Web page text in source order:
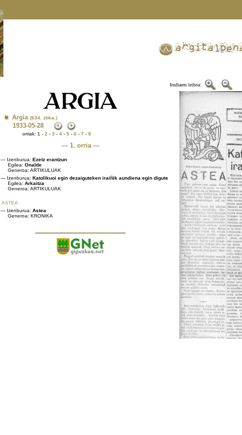
Irudiaren leihoa:
Argia (634. zbka.)
1933-05-28
orriak: 1 - 2 - 3 - 4- 5- 6 - 7 - 8
— 1. orria —
— Izenburua: Ezetz erantzun
Egilea: Onalde
Generoa: ARTIKULUAK
— Izenburua: Katolikuoi egin dezaiguteken iraiñik aundiena egin digute
Egilea: Arkaitza
Generoa: ARTIKULUAK
ASTEA
— Izenburua: Astea
Generoa: KRONIKA